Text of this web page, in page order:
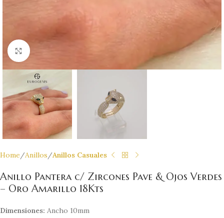
Click to enlarge
Home Anillos Anillos Casuales
Anillo Pantera c/ Zircones Pave & Ojos Verdes
– Oro Amarillo 18Kts
Dimensiones: Ancho 10mm